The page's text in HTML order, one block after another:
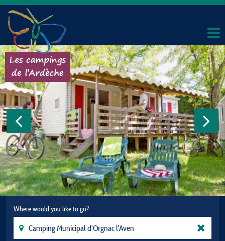
Where would you like to go?